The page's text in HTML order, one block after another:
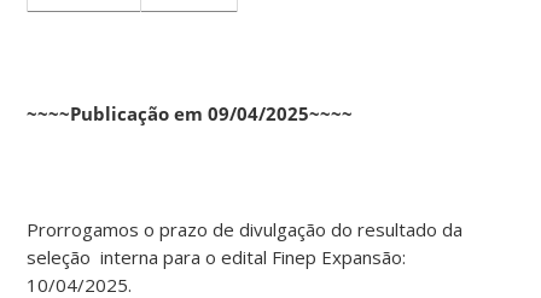
~~~~Publicação em 09/04/2025~~~~
Prorrogamos o prazo de divulgação do resultado da
seleção interna para o edital Finep Expansão:
10/04/2025.